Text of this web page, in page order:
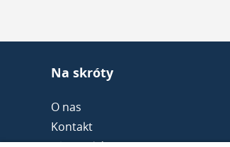
Na skróty
O nas
Kontakt